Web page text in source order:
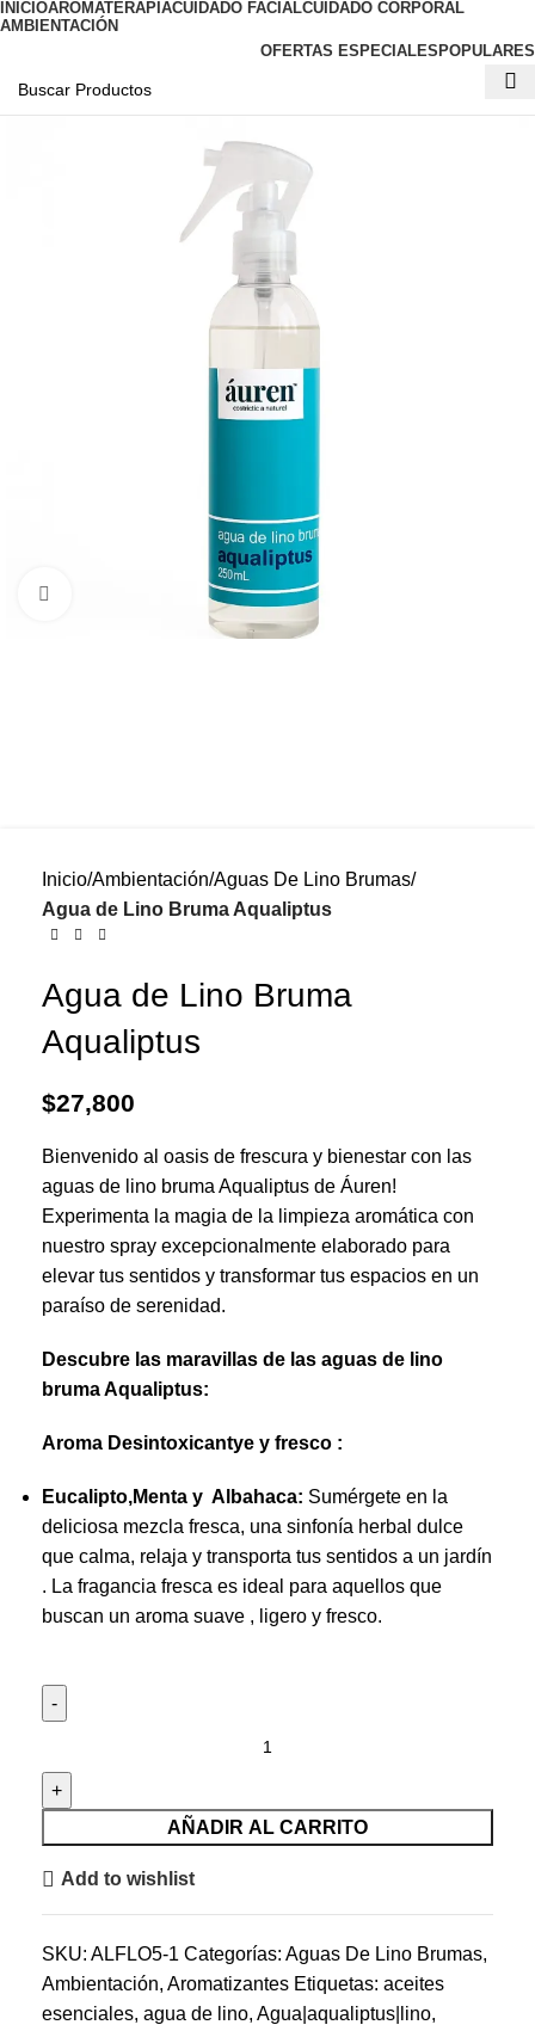
INICIOAROMATERAPIACUIDADO FACIALCUIDADO CORPORAL
AMBIENTACIÓN
OFERTAS ESPECIALESPOPULARES
Inicio Ambientación Aguas De Lino Brumas
Agua de Lino Bruma Aqualiptus
Agua de Lino Bruma
Aqualiptus
$27,800
Bienvenido al oasis de frescura y bienestar con las
aguas de lino bruma Aqualiptus de Áuren!
Experimenta la magia de la limpieza aromática con
nuestro spray excepcionalmente elaborado para
elevar tus sentidos y transformar tus espacios en un
paraíso de serenidad.
Descubre las maravillas de las aguas de lino
bruma Aqualiptus:
Aroma Desintoxicantye y fresco :
Eucalipto,Menta y Albahaca: Sumérgete en la
deliciosa mezcla fresca, una sinfonía herbal dulce
que calma, relaja y transporta tus sentidos a un jardín
. La fragancia fresca es ideal para aquellos que
buscan un aroma suave , ligero y fresco.
AÑADIR AL CARRITO
Add to wishlist
SKU: ALFLO5-1 Categorías: Aguas De Lino Brumas,
Ambientación, Aromatizantes Etiquetas: aceites
esenciales, agua de lino, Agua|aqualiptus|lino,